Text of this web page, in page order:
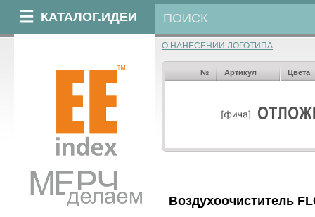
КАТАЛОГ.ИДЕИ
О НАНЕСЕНИИ ЛОГОТИПА
№ Артикул Цвета
Воздухоочиститель